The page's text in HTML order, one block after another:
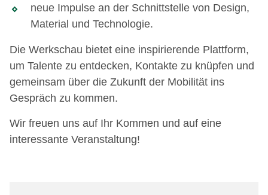
neue Impulse an der Schnittstelle von Design,
Material und Technologie.
Die Werkschau bietet eine inspirierende Plattform,
um Talente zu entdecken, Kontakte zu knüpfen und
gemeinsam über die Zukunft der Mobilität ins
Gespräch zu kommen.
Wir freuen uns auf Ihr Kommen und auf eine
interessante Veranstaltung!